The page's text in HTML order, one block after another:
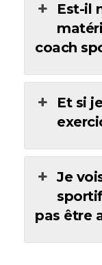
Est-il
coach
Et si
Je
pas être